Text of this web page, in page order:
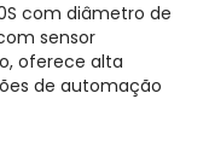
com diâmetro de
sensor
oferece alta
de automação